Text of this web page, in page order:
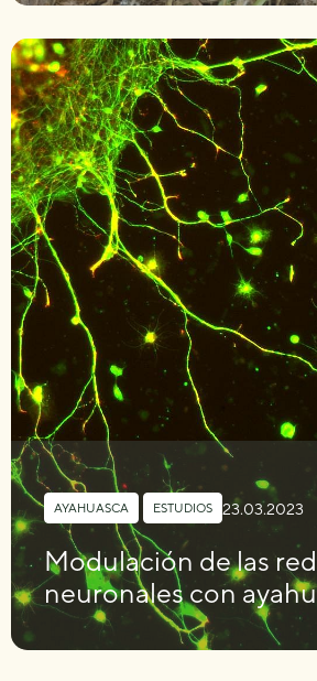
AYAHUASCA ESTUDIOS 23.03.2023
Modulación de las
neuronales con